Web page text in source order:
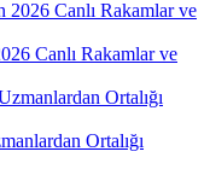
Canlı Rakamlar ve
Ortalığı